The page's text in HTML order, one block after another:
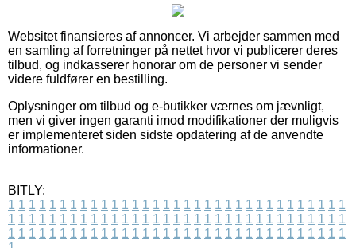
Websitet finansieres af annoncer. Vi arbejder sammen med
en samling af forretninger på nettet hvor vi publicerer deres
tilbud, og indkasserer honorar om de personer vi sender
videre fuldfører en bestilling.
Oplysninger om tilbud og e-butikker værnes om jævnligt,
men vi giver ingen garanti imod modifikationer der muligvis
er implementeret siden sidste opdatering af de anvendte
informationer.
BITLY:
1 1 1 1 1 1 1 1 1 1 1 1 1 1 1 1 1 1 1 1 1 1 1 1 1 1 1 1 1 1 1 1 1
1 1 1 1 1 1 1 1 1 1 1 1 1 1 1 1 1 1 1 1 1 1 1 1 1 1 1 1 1 1 1 1 1
1 1 1 1 1 1 1 1 1 1 1 1 1 1 1 1 1 1 1 1 1 1 1 1 1 1 1 1 1 1 1 1 1